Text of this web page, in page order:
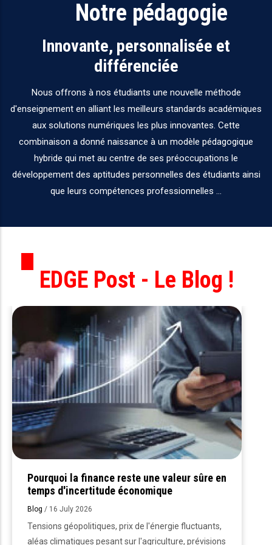
Notre pédagogie
Innovante, personnalisée et
différenciée
Nous offrons à nos étudiants une nouvelle méthode
d'enseignement en alliant les meilleurs standards académiques
aux solutions numériques les plus innovantes. Cette
combinaison a donné naissance à un modèle pédagogique
hybride qui met au centre de ses préoccupations le
développement des aptitudes personnelles des étudiants ainsi
que leurs compétences professionnelles ...
EDGE Post - Le Blog !
Pourquoi la finance reste une valeur sûre en
temps d'incertitude économique
Blog / 16 July 2026
Tensions géopolitiques, prix de l'énergie fluctuants,
aléas climatiques pesant sur l'agriculture, prévisions